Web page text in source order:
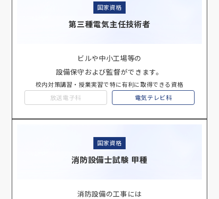
国家資格
第三種電気主任技術者
ビルや中小工場等の
設備保守および監督ができます。
校内対策講習・授業実習で特に有利に取得できる資格
放送電子科 電気テレビ科
国家資格
消防設備士試験 甲種
消防設備の工事には